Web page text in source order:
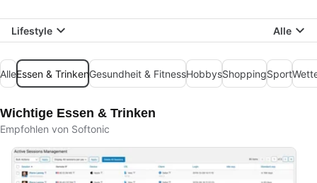
Lifestyle Alle
AlleEssen & TrinkenGesundheit & FitnessHobbysShoppingSport
Wichtige Essen & Trinken
Empfohlen von Softonic